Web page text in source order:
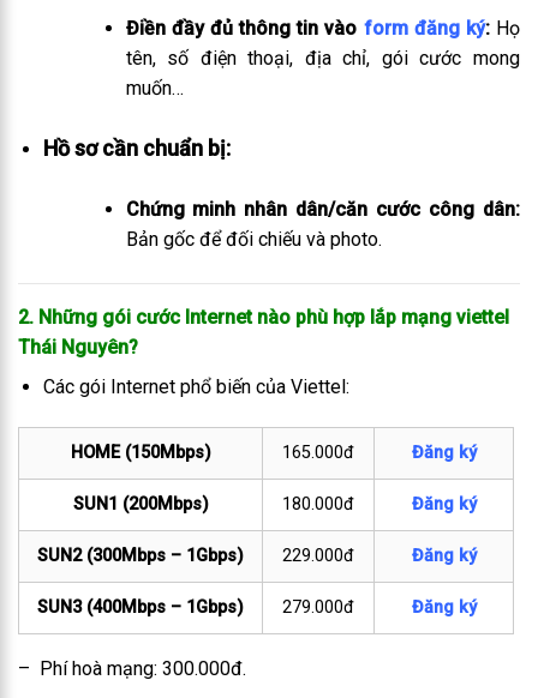
Điền đầy đủ thông tin vào form đăng ký:Họ
tên, số điện thoại, địa chỉ, gói cước mong
muốn…
Hồ sơ cần chuẩn bị:
Chứng minh nhân dân/căn cước công dân:
Bản gốc để đối chiếu và photo.
2. Những gói cước Internet nào phù hợp lắp mạng viettel
Thái Nguyên?
Các gói Internet phổ biến của Viettel:
HOME (150Mbps) 165.000đ Đăng ký
SUN1 (200Mbps) 180.000đ Đăng ký
SUN2 (300Mbps – 1Gbps) 229.000đ Đăng ký
SUN3 (400Mbps – 1Gbps) 279.000đ Đăng ký
– Phí hoà mạng: 300.000đ.